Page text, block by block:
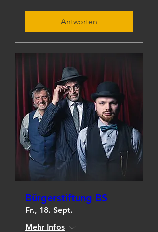
Antworten
Bürgerstiftung BS
Fr., 18. Sept.
Mehr Infos